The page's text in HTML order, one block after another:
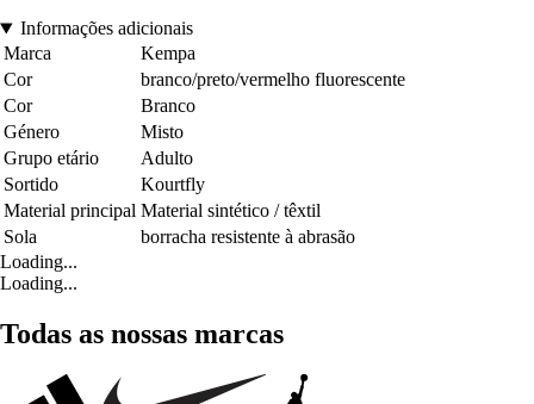
Informações adicionais
Marca
Kempa
Cor
branco/preto/vermelho fluorescente
Cor
Branco
Género
Misto
Grupo etário
Adulto
Sortido
Kourtfly
Material principal Material sintético / têxtil
Sola
borracha resistente à abrasão
Loading...
Loading...
Todas as nossas marcas